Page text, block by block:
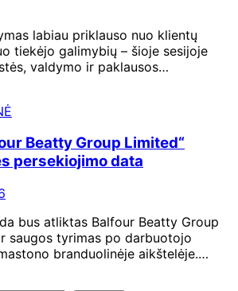
labiau priklauso nuo klientų
tiekėjo galimybių – šioje sesijoje
valdymo ir paklausos…
Beatty Group Limited“
persekiojimo data
bus atliktas Balfour Beatty Group
saugos tyrimas po darbuotojo
branduolinėje aikštelėje.…